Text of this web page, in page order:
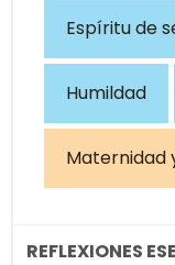
Espíritu de
Humildad
Maternidad
REFLEXIONES